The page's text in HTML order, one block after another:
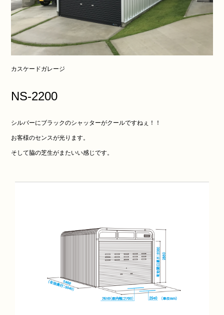
カスケードガレージ
NS-2200
シルバーにブラックのシャッターがクールですねぇ！！
お客様のセンスが光ります。
そして脇の芝生がまたいい感じです。